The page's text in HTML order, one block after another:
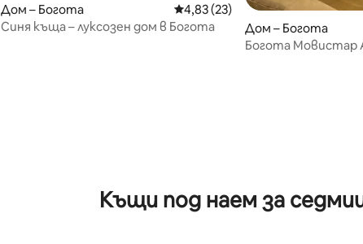
Дом – Богота Средна оценка: 4,83 от 5, 23
4,83 (23)
Синя къща – луксозен дом в Богота
Дом – Богота
Богота Мовистар
Къщи под наем за